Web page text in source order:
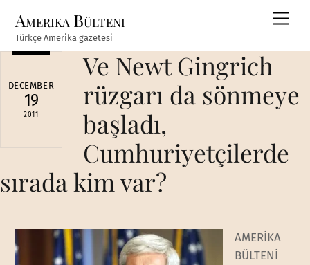
content
Amerika Bülteni
Türkçe Amerika gazetesi
DECEMBER
19
2011
Ve Newt Gingrich
rüzgarı da sönmeye
başladı,
Cumhuriyetçilerde
sırada kim var?
AMERİKA
BÜLTENİ